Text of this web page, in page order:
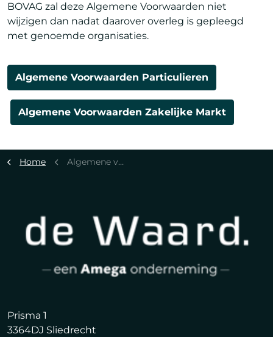
BOVAG zal deze Algemene Voorwaarden niet
wijzigen dan nadat daarover overleg is gepleegd
met genoemde organisaties.
Algemene Voorwaarden Particulieren
Algemene Voorwaarden Zakelijke Markt
Home Algemene voorwaarden
Prisma 1
3364DJ Sliedrecht